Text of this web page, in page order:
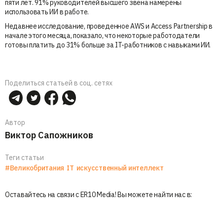
пяти лет. 91% руководителей высшего звена намерены
использовать ИИ в работе.
Недавнее исследование, проведенное AWS и Access Partnership в
начале этого месяца, показало, что некоторые работодатели
готовы платить до 31% больше за IT-работников с навыками ИИ.
Поделиться статьей в соц. сетях
Автор
Виктор Сапожников
Теги статьи
#Великобритания IT искусственный интеллект
Оставайтесь на связи с ER10 Media! Вы можете найти нас в: